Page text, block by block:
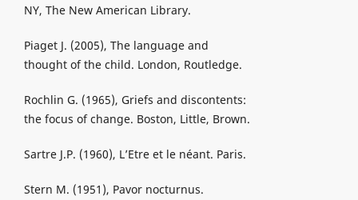
NY, The New American Library.
Piaget J. (2005), The language and
thought of the child. London, Routledge.
Rochlin G. (1965), Griefs and discontents:
the focus of change. Boston, Little, Brown.
Sartre J.P. (1960), L’Etre et le néant. Paris.
Stern M. (1951), Pavor nocturnus.